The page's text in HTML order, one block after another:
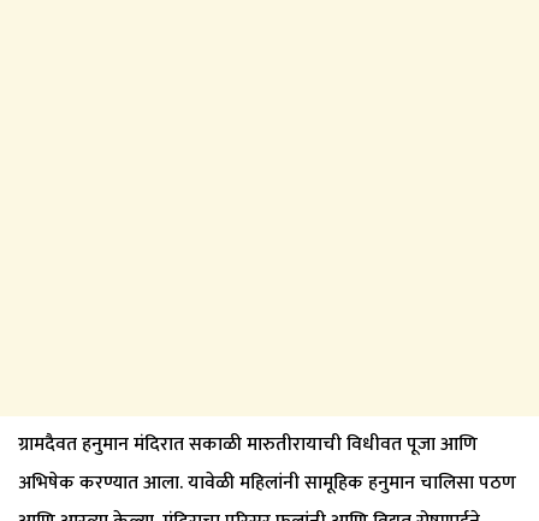
ग्रामदैवत हनुमान मंदिरात सकाळी मारुतीरायाची विधीवत पूजा आणि
अभिषेक करण्यात आला. यावेळी महिलांनी सामूहिक हनुमान चालिसा पठण